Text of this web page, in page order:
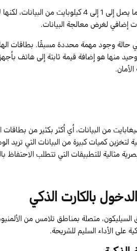
يصل إلى1إلى4كيلوبايت من البيانات،
إضافيلغرض معالجة البيانات.
وجود مهمة محددة مسبقًا. بطاقات
منها هو إضافة قيمة ثابتة إلى هاتف
من البيانات، أي أكثر بكثير من بطاقات
لتخزين كميات كبيرة من البيانات التي
مثالية للتطبيقات التي تتطلب الاحتفاظ
بالكارت الذكي
متصلة بمناطق تلامس من
على الأداء السليم للشريحة.